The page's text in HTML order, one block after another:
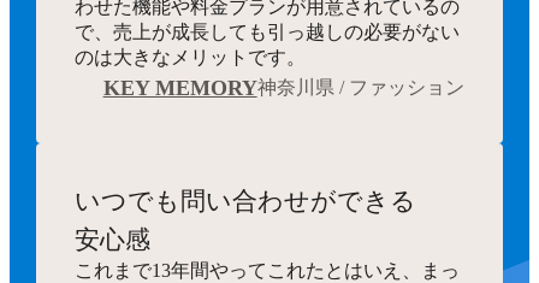
わせた機能や料金プランが用意されているの
で、売上が成長しても引っ越しの必要がない
のは大きなメリットです。
KEY MEMORY神奈川県 / ファッション
いつでも 問い合わせができる
安心感
これまで13年間やってこれたとはいえ、まっ